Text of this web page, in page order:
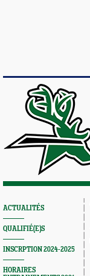
ACTUALITÉS
QUALIFIÉ(E)S
INSCRPTION 2024-2025
HORAIRES